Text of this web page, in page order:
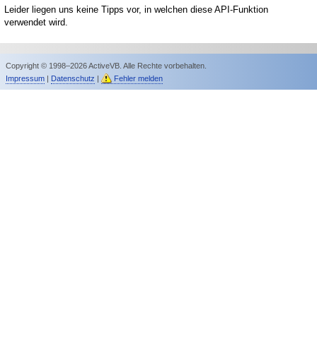
Leider liegen uns keine Tipps vor, in welchen diese API-Funktion
verwendet wird.
Copyright © 1998–2026 ActiveVB. Alle Rechte vorbehalten.
Impressum| Datenschutz | Fehler melden